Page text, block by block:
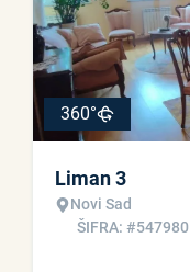
360°
Liman 3
Novi Sad
ŠIFRA: #547980